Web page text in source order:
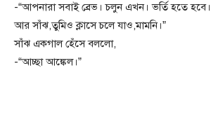
-“আপনারা সবাই ব্রেভ। চলুন এখন। ভর্তি হতে হবে।
আর সাঁঝ,তুমিও ক্লাসে চলে যাও,মামনি।”
সাঁঝ একগাল হেঁসে বললো,
-“আচ্ছা আঙ্কেল।”